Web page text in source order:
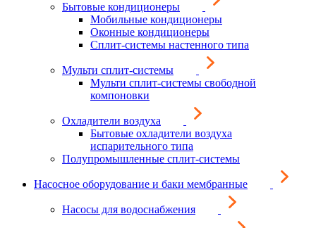
Бытовые кондиционеры
Мобильные кондиционеры
Оконные кондиционеры
Сплит-системы настенного типа
Мульти сплит-системы
Мульти сплит-системы свободной
компоновки
Охладители воздуха
Бытовые охладители воздуха
испарительного типа
Полупромышленные сплит-системы
Насосное оборудование и баки мембранные
Насосы для водоснабжения